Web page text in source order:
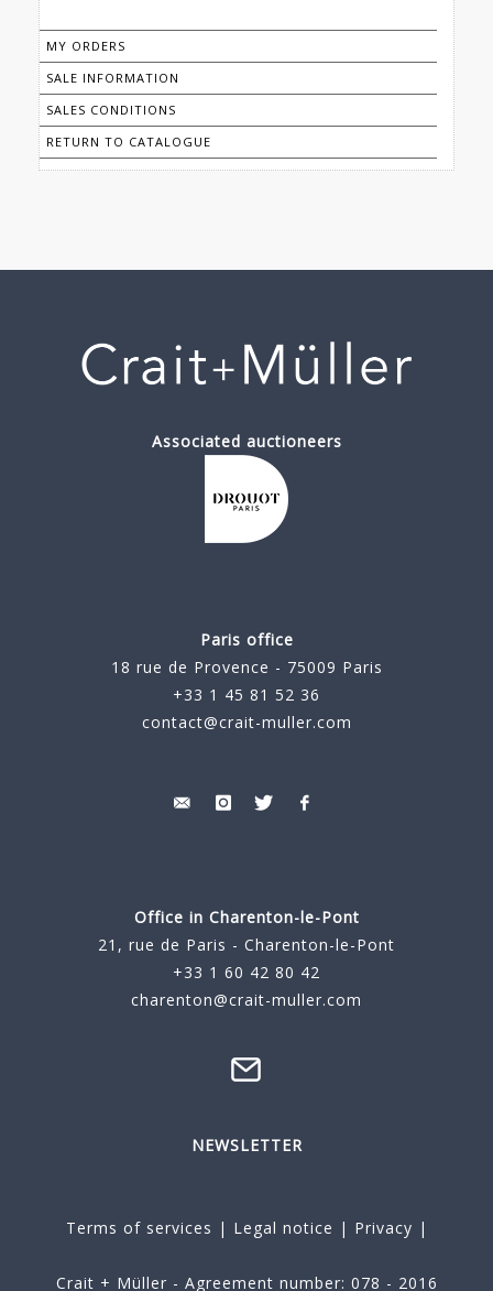
MY ORDERS
SALE INFORMATION
SALES CONDITIONS
RETURN TO CATALOGUE
Associated auctioneers
Paris office
18 rue de Provence - 75009 Paris
+33 1 45 81 52 36
contact@crait-muller.com
Office in Charenton-le-Pont
21, rue de Paris - Charenton-le-Pont
+33 1 60 42 80 42
charenton@crait-muller.com
NEWSLETTER
Terms of services | Legal notice | Privacy |
Crait + Müller - Agreement number: 078 - 2016